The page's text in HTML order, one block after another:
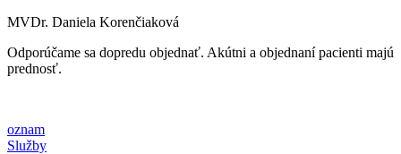
MVDr. Daniela Korenčiaková
Odporúčame sa dopredu objednať. Akútni a objednaní pacienti majú
prednosť.
oznam
Služby